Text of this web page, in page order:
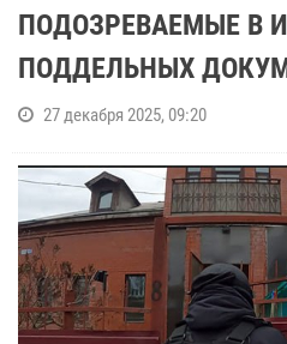
ПОДОЗРЕВАЕМЫЕ В
ПОДДЕЛЬНЫХ
27 декабря 2025, 09:20